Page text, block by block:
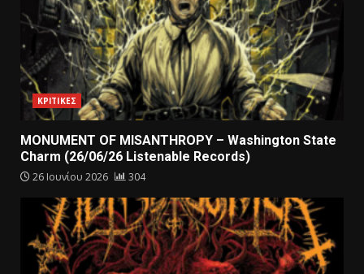
ΚΡΙΤΙΚΕΣ
MONUMENT OF MISANTHROPY – Washington State
Charm (26/06/26 Listenable Records)
26 Ιουνίου 2026 304